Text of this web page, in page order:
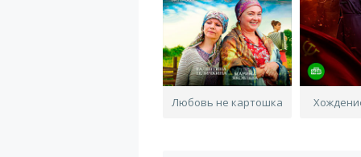
Любовь не картошка